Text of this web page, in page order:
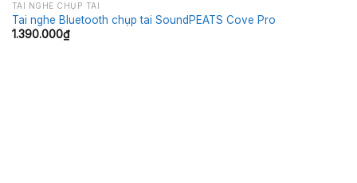
TAI NGHE CHỤP TAI
Tai nghe Bluetooth chụp tai SoundPEATS Cove Pro
1.390.000₫